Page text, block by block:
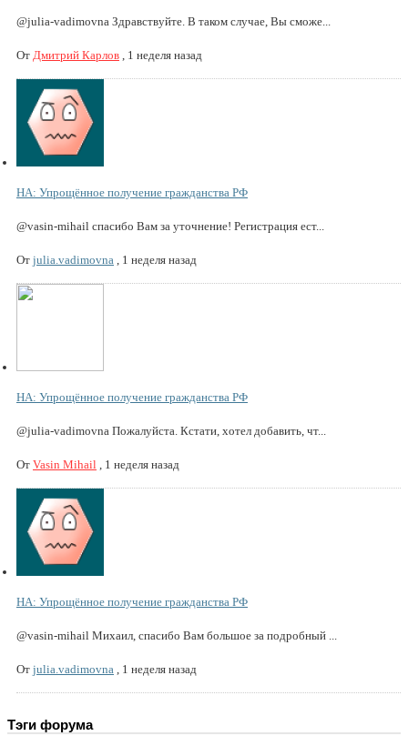
@julia-vadimovna Здравствуйте. В таком случае, Вы сможе...
От Дмитрий Карлов , 1 неделя назад
НА: Упрощённое получение гражданства РФ
@vasin-mihail спасибо Вам за уточнение! Регистрация ест...
От julia.vadimovna , 1 неделя назад
НА: Упрощённое получение гражданства РФ
@julia-vadimovna Пожалуйста. Кстати, хотел добавить, чт...
От Vasin Mihail , 1 неделя назад
НА: Упрощённое получение гражданства РФ
@vasin-mihail Михаил, спасибо Вам большое за подробный ...
От julia.vadimovna , 1 неделя назад
Тэги форума